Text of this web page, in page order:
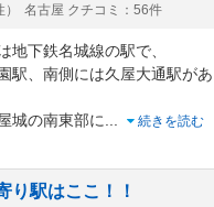
名古屋 クチコミ：56件
地下鉄名城線の駅で、
駅、南側には久屋大通駅があ
城の南東部に
続きを読む
り駅はここ！！